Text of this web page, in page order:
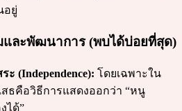
อยู่
และพัฒนาการ (พบได้บ่อยที่สุด)
(Independence): โดยเฉพาะใน
สธคือวิธีการแสดงออกว่า “หนู
ได้”